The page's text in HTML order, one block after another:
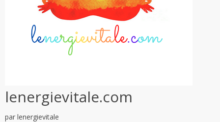
lenergievitale.com
par lenergievitale